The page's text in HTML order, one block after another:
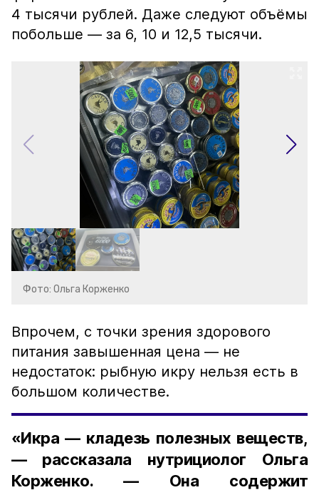
4 тысячи рублей. Даже следуют объёмы
побольше — за 6, 10 и 12,5 тысячи.
Фото: Ольга Корженко
Впрочем, с точки зрения здорового
питания завышенная цена — не
недостаток: рыбную икру нельзя есть в
большом количестве.
«Икра — кладезь полезных веществ,
— рассказала нутрициолог Ольга
Корженко. — Она содержит